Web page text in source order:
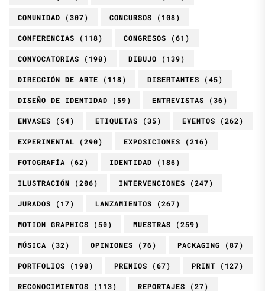
COMUNIDAD (307) CONCURSOS (108)
CONFERENCIAS (118) CONGRESOS (61)
CONVOCATORIAS (190) DIBUJO (139)
DIRECCIÓN DE ARTE (118) DISERTANTES (45)
DISEÑO DE IDENTIDAD (59) ENTREVISTAS (36)
ENVASES (54) ETIQUETAS (35) EVENTOS (262)
EXPERIMENTAL (290) EXPOSICIONES (216)
FOTOGRAFÍA (62) IDENTIDAD (186)
ILUSTRACIÓN (206) INTERVENCIONES (247)
JURADOS (17) LANZAMIENTOS (267)
MOTION GRAPHICS (50) MUESTRAS (259)
MÚSICA (32) OPINIONES (76) PACKAGING (87)
PORTFOLIOS (190) PREMIOS (67) PRINT (127)
RECONOCIMIENTOS (113) REPORTAJES (27)